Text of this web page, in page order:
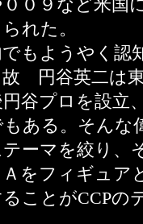
００９など米国
れた。
でもようやく認
円谷英二は
谷プロを設立
もある。そんな
ーマを絞り、
Ａをフィギュア
ことがCCPの